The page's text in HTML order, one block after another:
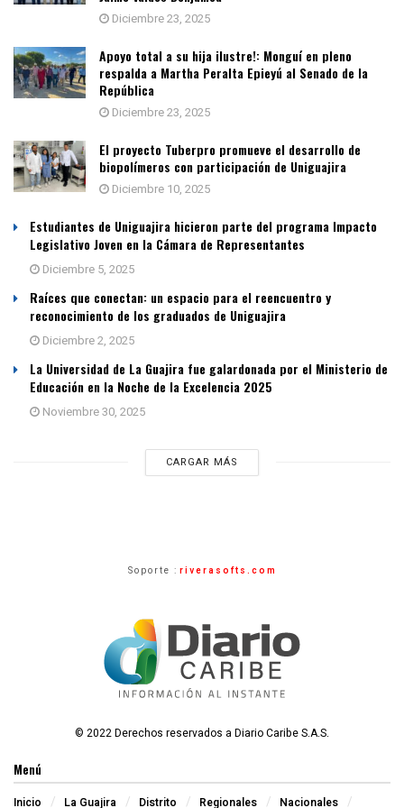
Diciembre 23, 2025
Apoyo total a su hija ilustre!: Monguí en pleno
respalda a Martha Peralta Epieyú al Senado de la
República
Diciembre 23, 2025
El proyecto Tuberpro promueve el desarrollo de
biopolímeros con participación de Uniguajira
Diciembre 10, 2025
Estudiantes de Uniguajira hicieron parte del programa Impacto
Legislativo Joven en la Cámara de Representantes
Diciembre 5, 2025
Raíces que conectan: un espacio para el reencuentro y
reconocimiento de los graduados de Uniguajira
Diciembre 2, 2025
La Universidad de La Guajira fue galardonada por el Ministerio de
Educación en la Noche de la Excelencia 2025
Noviembre 30, 2025
CARGAR MÁS
Soporte : riverasofts.com
© 2022 Derechos reservados a Diario Caribe S.A.S.
Menú
Inicio La Guajira Distrito Regionales Nacionales